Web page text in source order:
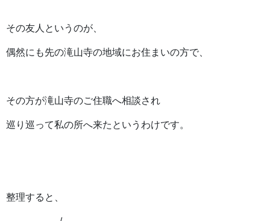
その友人というのが、
偶然にも先の滝山寺の地域にお住まいの方で、
その方が滝山寺のご住職へ相談され
巡り巡って私の所へ来たというわけです。
整理すると、